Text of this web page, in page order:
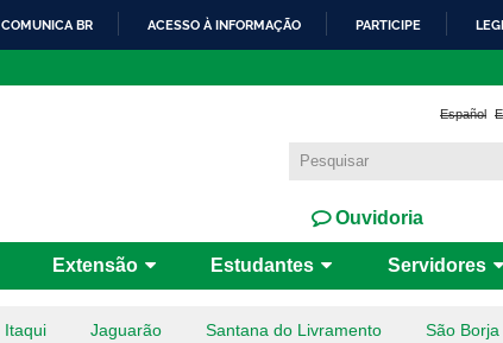
COMUNICA BR ACESSO À INFORMAÇÃO PARTICIPE
Español
Ouvidoria
Extensão Estudantes Servidores
Itaqui Jaguarão Santana do Livramento São Borja